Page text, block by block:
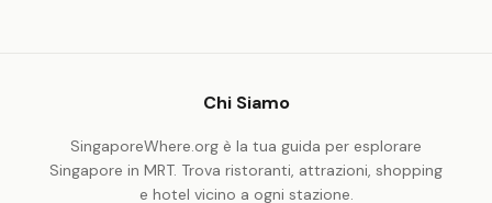
Chi Siamo
SingaporeWhere.org è la tua guida per esplorare
Singapore in MRT. Trova ristoranti, attrazioni, shopping
e hotel vicino a ogni stazione.